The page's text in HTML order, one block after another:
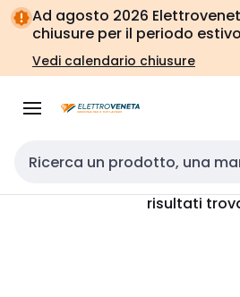
Vai alla
navigazione
Vai
alla
pagina
Ad agosto 2026
chiusure per il periodo
Vedi calendario chiusure
Cerca input
risultati